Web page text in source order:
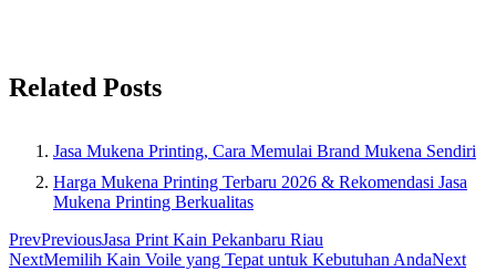
Related Posts
Jasa Mukena Printing, Cara Memulai Brand Mukena Sendiri
Harga Mukena Printing Terbaru 2026 & Rekomendasi Jasa
Mukena Printing Berkualitas
PrevPreviousJasa Print Kain Pekanbaru Riau
NextMemilih Kain Voile yang Tepat untuk Kebutuhan AndaNext